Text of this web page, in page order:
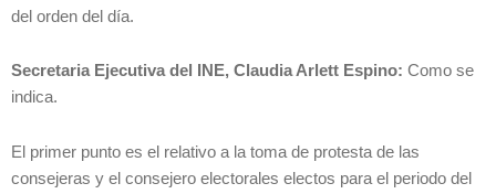
del orden del día.
Secretaria Ejecutiva del INE, Claudia Arlett Espino: Como se
indica.
El primer punto es el relativo a la toma de protesta de las
consejeras y el consejero electorales electos para el periodo del